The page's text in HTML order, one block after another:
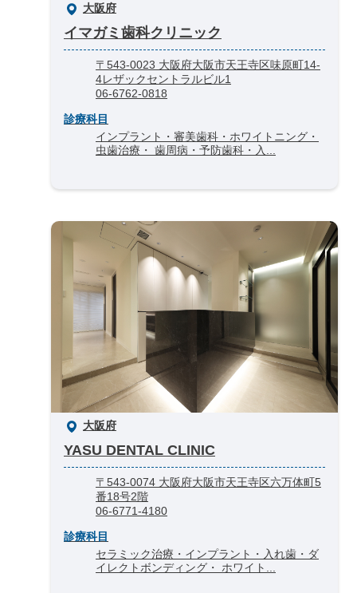
大阪府
イマガミ歯科クリニック
〒543-0023 大阪府大阪市天王寺区味原町14-
4レザックセントラルビル1
06-6762-0818
診療科目
インプラント・審美歯科・ホワイトニング・
虫歯治療・ 歯周病・予防歯科・入...
大阪府
YASU DENTAL CLINIC
〒543-0074 大阪府大阪市天王寺区六万体町5
番18号2階
06-6771-4180
診療科目
セラミック治療・インプラント・入れ歯・ダ
イレクトボンディング・ ホワイト...